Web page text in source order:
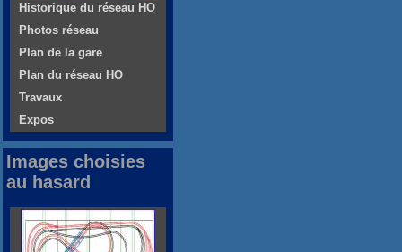
Historique du réseau HO
Photos réseau
Plan de la gare
Plan du réseau HO
Travaux
Expos
Images choisies
au hasard